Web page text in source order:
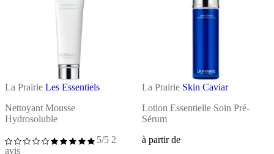
La Prairie Les Essentiels
Nettoyant Mousse
Hydrosoluble
5/5 2
avis
La Prairie Skin Caviar
Lotion Essentielle Soin Pré-
Sérum
à partir de